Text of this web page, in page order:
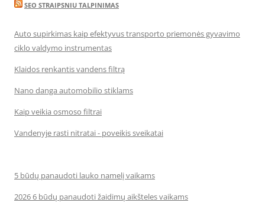
SEO STRAIPSNIU TALPINIMAS
Auto supirkimas kaip efektyvus transporto priemonės gyvavimo
ciklo valdymo instrumentas
Klaidos renkantis vandens filtrą
Nano danga automobilio stiklams
Kaip veikia osmoso filtrai
Vandenyje rasti nitratai - poveikis sveikatai
5 būdų panaudoti lauko namelį vaikams
2026 6 būdų panaudoti žaidimų aikšteles vaikams